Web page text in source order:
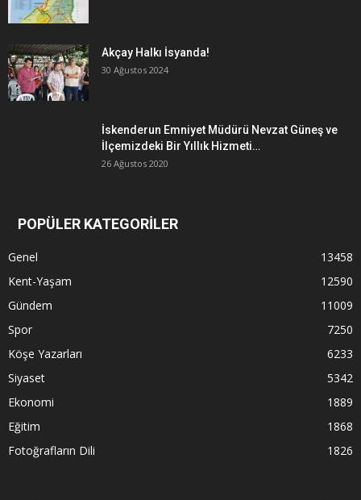
Akçay Halkı İsyanda!
30 Ağustos 2024
İskenderun Emniyet Müdürü Nevzat Güneş ve
İlçemizdeki Bir Yıllık Hizmeti…
26 Ağustos 2020
POPÜLER KATEGORİLER
Genel
13458
Kent-Yaşam
12590
Gündem
11009
Spor
7250
Köşe Yazarları
6233
Siyaset
5342
Ekonomi
1889
Eğitim
1868
Fotoğrafların Dili
1826